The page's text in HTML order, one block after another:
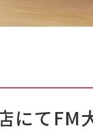
にてFM